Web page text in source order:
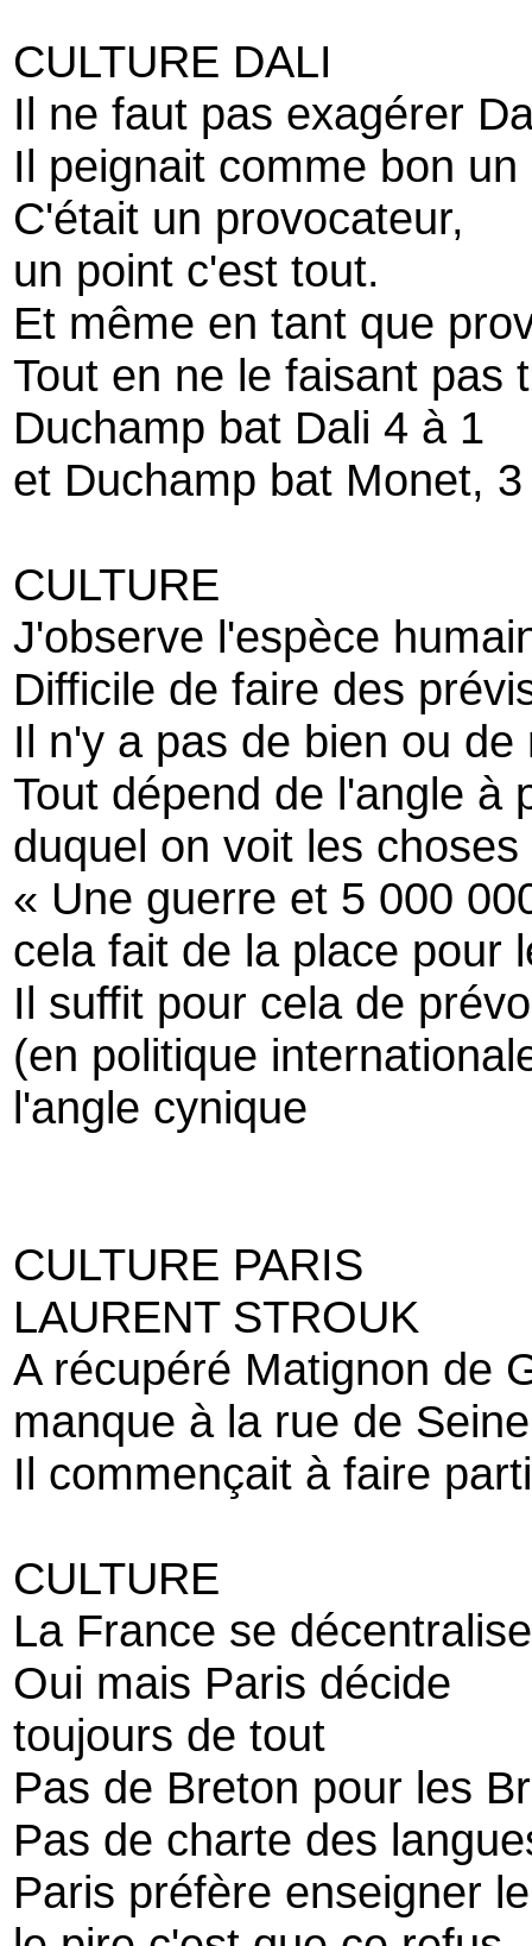
CULTURE DALI
Il ne faut pas exagérer
Il peignait comme bon
C'était un provocateur,
un point c'est tout.
Et même en tant que
Tout en ne le faisant pas
Duchamp bat Dali 4 à 1
et Duchamp bat Monet,
CULTURE
J'observe l'espèce
Difficile de faire des
Il n'y a pas de bien ou de
Tout dépend de l'angle à
duquel on voit les choses
« Une guerre et 5 000
cela fait de la place pour
Il suffit pour cela de
(en politique
l'angle cynique
CULTURE PARIS
LAURENT STROUK
A récupéré Matignon de
manque à la rue de
Il commençait à faire
CULTURE
La France se décentralise
Oui mais Paris décide
toujours de tout
Pas de Breton pour les
Pas de charte des
Paris préfère enseigner